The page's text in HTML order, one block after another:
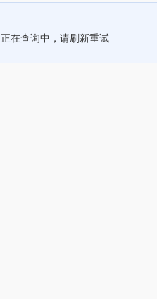
正在查询中，请刷新重试